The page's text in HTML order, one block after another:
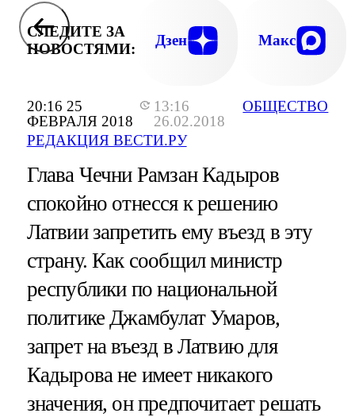
20:16 25
ФЕВРАЛЯ 2018
13:16
26.02.2018
РЕДАКЦИЯ ВЕСТИ.РУ
ОБЩЕСТВО
СЛЕДИТЕ ЗА
НОВОСТЯМИ:
Дзен Макс
Глава Чечни Рамзан Кадыров
спокойно отнесся к решению
Латвии запретить ему въезд в эту
страну. Как сообщил министр
республики по национальной
политике Джамбулат Умаров,
запрет на въезд в Латвию для
Кадырова не имеет никакого
значения, он предпочитает решать